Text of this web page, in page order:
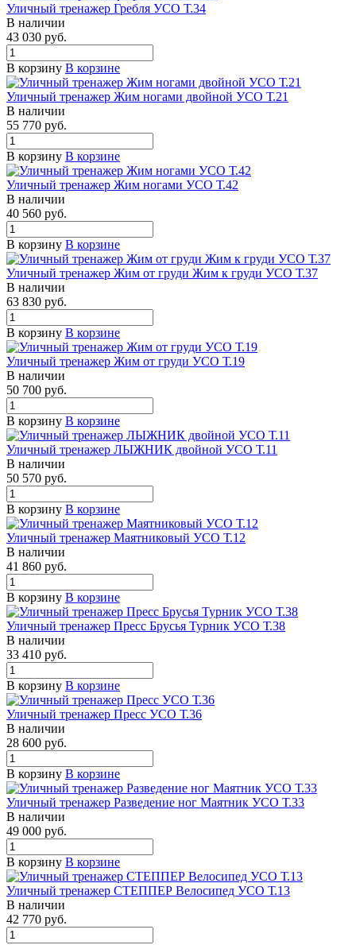
Уличный тренажер Гребля УСО Т.34
В наличии
43 030 руб.
В корзину В корзине
Уличный тренажер Жим ногами двойной УСО Т.21
В наличии
55 770 руб.
В корзину В корзине
Уличный тренажер Жим ногами УСО Т.42
В наличии
40 560 руб.
В корзину В корзине
Уличный тренажер Жим от груди Жим к груди УСО Т.37
В наличии
63 830 руб.
В корзину В корзине
Уличный тренажер Жим от груди УСО Т.19
В наличии
50 700 руб.
В корзину В корзине
Уличный тренажер ЛЫЖНИК двойной УСО Т.11
В наличии
50 570 руб.
В корзину В корзине
Уличный тренажер Маятниковый УСО Т.12
В наличии
41 860 руб.
В корзину В корзине
Уличный тренажер Пресс Брусья Турник УСО Т.38
В наличии
33 410 руб.
В корзину В корзине
Уличный тренажер Пресс УСО Т.36
В наличии
28 600 руб.
В корзину В корзине
Уличный тренажер Разведение ног Маятник УСО Т.33
В наличии
49 000 руб.
В корзину В корзине
Уличный тренажер СТЕППЕР Велосипед УСО Т.13
В наличии
42 770 руб.